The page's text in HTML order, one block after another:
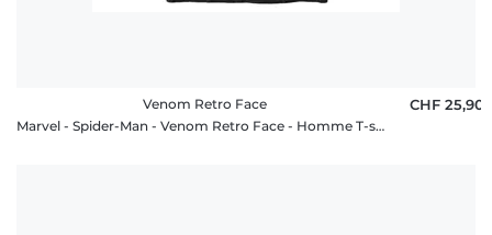
Venom Retro Face
Marvel - Spider-Man - Venom Retro Face - Homme T-shirt
CHF 25,90